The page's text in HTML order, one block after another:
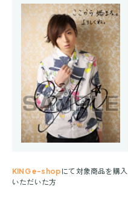
KING e-shop にて対象商品を購入
いただいた方